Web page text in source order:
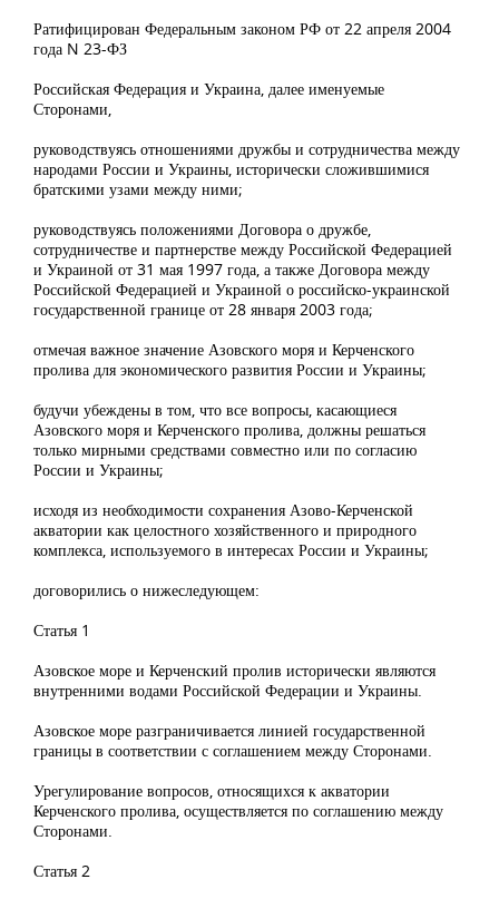
Ратифицирован Федеральным законом РФ от 22 апреля 2004
года N 23-ФЗ
Российская Федерация и Украина, далее именуемые
Сторонами,
руководствуясь отношениями дружбы и сотрудничества между
народами России и Украины, исторически сложившимися
братскими узами между ними;
руководствуясь положениями Договора о дружбе,
сотрудничестве и партнерстве между Российской Федерацией
и Украиной от 31 мая 1997 года, а также Договора между
Российской Федерацией и Украиной о российско-украинской
государственной границе от 28 января 2003 года;
отмечая важное значение Азовского моря и Керченского
пролива для экономического развития России и Украины;
будучи убеждены в том, что все вопросы, касающиеся
Азовского моря и Керченского пролива, должны решаться
только мирными средствами совместно или по согласию
России и Украины;
исходя из необходимости сохранения Азово-Керченской
акватории как целостного хозяйственного и природного
комплекса, используемого в интересах России и Украины;
договорились о нижеследующем:
Статья 1
Азовское море и Керченский пролив исторически являются
внутренними водами Российской Федерации и Украины.
Азовское море разграничивается линией государственной
границы в соответствии с соглашением между Сторонами.
Урегулирование вопросов, относящихся к акватории
Керченского пролива, осуществляется по соглашению между
Сторонами.
Статья 2